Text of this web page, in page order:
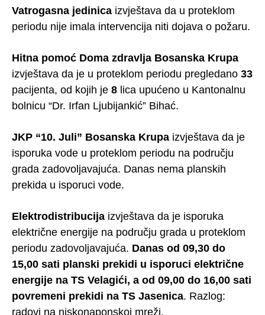
Vatrogasna jedinica izvještava da u proteklom
periodu nije imala intervencija niti dojava o požaru.
Hitna pomoć Doma zdravlja Bosanska Krupa
izvještava da je u proteklom periodu pregledano 33
pacijenta, od kojih je 8 lica upućeno u Kantonalnu
bolnicu “Dr. Irfan Ljubijankić” Bihać.
JKP “10. Juli” Bosanska Krupa izvještava da je
isporuka vode u proteklom periodu na području
grada zadovoljavajuća. Danas nema planskih
prekida u isporuci vode.
Elektrodistribucija izvještava da je isporuka
električne energije na području grada u proteklom
periodu zadovoljavajuća. Danas od 09,30 do
15,00 sati planski prekidi u isporuci električne
energije na TS Velagići, a od 09,00 do 16,00 sati
povremeni prekidi na TS Jasenica. Razlog:
radovi na niskonaponskoj mreži.